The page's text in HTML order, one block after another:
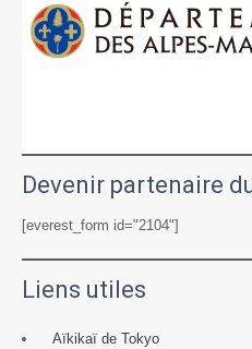
Devenir partenaire
[everest_form id="2104"]
Liens utiles
Aïkikaï de Tokyo